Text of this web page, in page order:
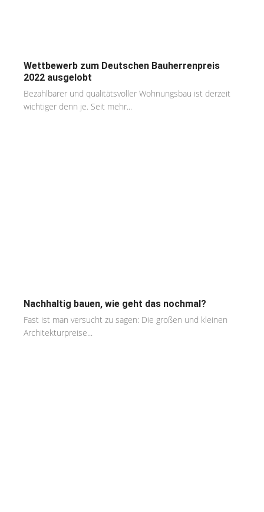
Wettbewerb zum Deutschen Bauherrenpreis
2022 ausgelobt
Bezahlbarer und qualitätsvoller Wohnungsbau ist derzeit
wichtiger denn je. Seit mehr...
Nachhaltig bauen, wie geht das nochmal?
Fast ist man versucht zu sagen: Die großen und kleinen
Architekturpreise...